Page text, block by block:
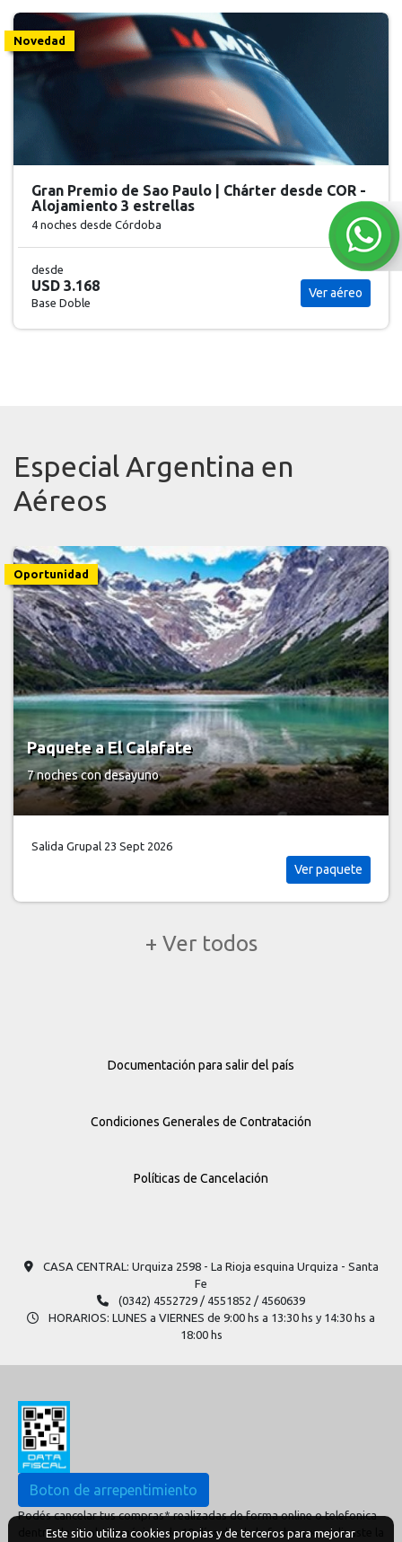
Novedad
Gran Premio de Sao Paulo | Chárter desde COR -
Alojamiento 3 estrellas
4 noches desde Córdoba
desde
USD 3.168
Base Doble
Ver aéreo
Especial Argentina en
Aéreos
Paquete a El Calafate
7 nochescon desayuno
Oportunidad
Salida Grupal 23 Sept 2026
Ver paquete
+ Ver todos
Documentación para salir del país
Condiciones Generales de Contratación
Políticas de Cancelación
CASA CENTRAL: Urquiza 2598​ - La Rioja esquina Urquiza - Santa
Fe
(0342) 4552729 / 4551852 / 4560639
HORARIOS: LUNES a VIERNES de 9:00 hs a 13:30 hs y 14:30 hs a
18:00 hs
Boton de arrepentimiento
Podés cancelar tus compras* realizadas de forma online o telefonica
dentro de un plazo máximo de 10 días desde la fecha que realizaste la
Este sitio utiliza cookies propias y de terceros para mejorar